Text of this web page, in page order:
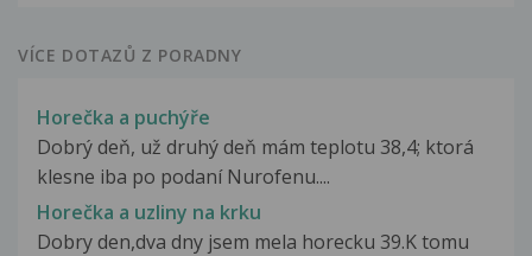
VÍCE DOTAZŮ Z PORADNY
Horečka a puchýře
Dobrý deň, už druhý deň mám teplotu 38,4; ktorá
klesne iba po podaní Nurofenu....
Horečka a uzliny na krku
Dobry den,dva dny jsem mela horecku 39.K tomu